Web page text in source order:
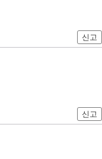
신고
신고